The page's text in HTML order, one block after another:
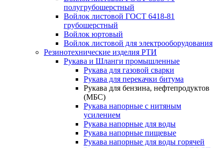
полугрубошерстный
Войлок листовой ГОСТ 6418-81
грубошерстный
Войлок юртовый
Войлок листовой для электрооборудования
Резинотехнические изделия РТИ
Рукава и Шланги промышленные
Рукава для газовой сварки
Рукава для перекачки битума
Рукава для бензина, нефтепродуктов
(МБС)
Рукава напорные с нитяным
усилением
Рукава напорные для воды
Рукава напорные пищевые
Рукава напорные для воды горячей